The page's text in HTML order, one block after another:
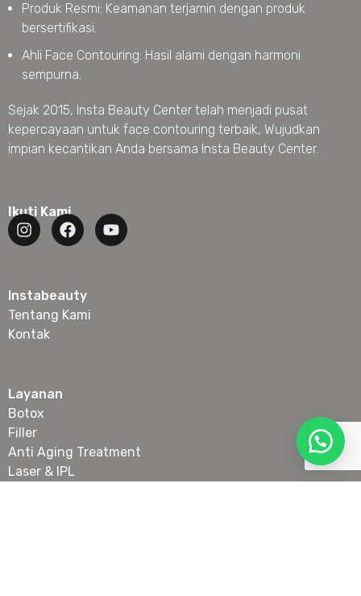
Produk Resmi: Keamanan terjamin dengan produk
bersertifikasi.
Ahli Face Contouring: Hasil alami dengan harmoni
sempurna.
Sejak 2015, Insta Beauty Center telah menjadi pusat
kepercayaan untuk face contouring terbaik, Wujudkan
impian kecantikan Anda bersama Insta Beauty Center.
Ikuti Kami
Instabeauty
Tentang Kami
Kontak
Layanan
Botox
Filler
Anti Aging Treatment
Laser & IPL